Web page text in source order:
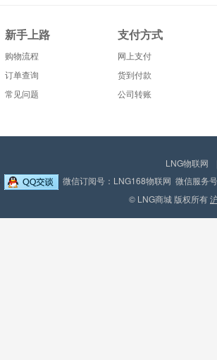
新手上路
购物流程
订单查询
常见问题
支付方式
网上支付
货到付款
公司转账
LNG物联网
微信订阅号：LNG168物联网 微信服务
© LNG商城 版权所有